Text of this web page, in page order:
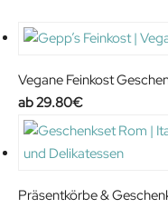
Vegane Feinkost
29.80€
Präsentkörbe &